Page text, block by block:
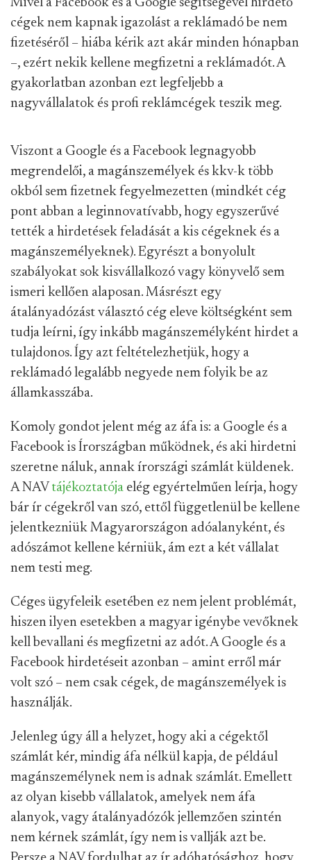
Mivel a Facebook és a Google segítségével hirdető
cégek nem kapnak igazolást a reklámadó be nem
fizetéséről – hiába kérik azt akár minden hónapban
–, ezért nekik kellene megfizetni a reklámadót. A
gyakorlatban azonban ezt legfeljebb a
nagyvállalatok és profi reklámcégek teszik meg.
Viszont a Google és a Facebook legnagyobb
megrendelői, a magánszemélyek és kkv-k több
okból sem fizetnek fegyelmezetten (mindkét cég
pont abban a leginnovatívabb, hogy egyszerűvé
tették a hirdetések feladását a kis cégeknek és a
magánszemélyeknek). Egyrészt a bonyolult
szabályokat sok kisvállalkozó vagy könyvelő sem
ismeri kellően alaposan. Másrészt egy
átalányadózást választó cég eleve költségként sem
tudja leírni, így inkább magánszemélyként hirdet a
tulajdonos. Így azt feltételezhetjük, hogy a
reklámadó legalább negyede nem folyik be az
államkasszába.
Komoly gondot jelent még az áfa is: a Google és a
Facebook is Írországban működnek, és aki hirdetni
szeretne náluk, annak írországi számlát küldenek.
A NAV tájékoztatója elég egyértelműen leírja, hogy
bár ír cégekről van szó, ettől függetlenül be kellene
jelentkezniük Magyarországon adóalanyként, és
adószámot kellene kérniük, ám ezt a két vállalat
nem testi meg.
Céges ügyfeleik esetében ez nem jelent problémát,
hiszen ilyen esetekben a magyar igénybe vevőknek
kell bevallani és megfizetni az adót. A Google és a
Facebook hirdetéseit azonban – amint erről már
volt szó – nem csak cégek, de magánszemélyek is
használják.
Jelenleg úgy áll a helyzet, hogy aki a cégektől
számlát kér, mindig áfa nélkül kapja, de például
magánszemélynek nem is adnak számlát. Emellett
az olyan kisebb vállalatok, amelyek nem áfa
alanyok, vagy átalányadózók jellemzően szintén
nem kérnek számlát, így nem is vallják azt be.